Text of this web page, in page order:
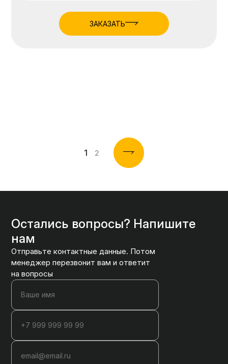
ЗАКАЗАТЬ
1 2
Остались вопросы? Напишите
нам
Отправьте контактные данные. Потом
менеджер перезвонит вам и ответит
на вопросы